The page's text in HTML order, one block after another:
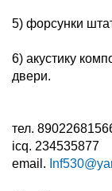
5) форсунки
6) акустику
двери.
тел.
icq. 234535877
email.